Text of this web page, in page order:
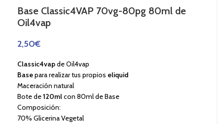
Base Classic4VAP 70vg-80pg 80ml de
Oil4vap
2,50€
Classic4vapde Oil4vap
Basepara realizar tus propios eliquid
Maceración natural
Bote de120mlcon 80ml de Base
Composición:
70% Glicerina Vegetal